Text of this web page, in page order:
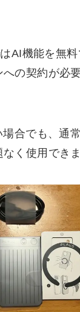
AI機能を無料
の契約が必
合でも、通
く使用できま